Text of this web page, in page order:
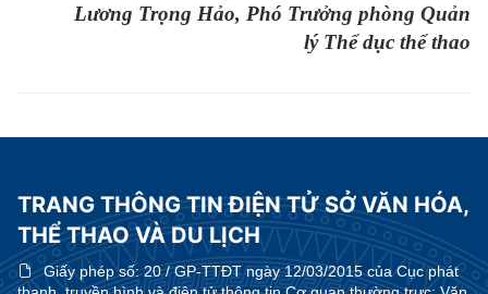
Lương Trọng Hảo, Phó Trưởng phòng Quản
lý Thể dục thể thao
TRANG THÔNG TIN ĐIỆN TỬ SỞ VĂN HÓA,
THỂ THAO VÀ DU LỊCH
Giấy phép số:20 / GP-TTĐT ngày 12/03/2015 của Cục phát